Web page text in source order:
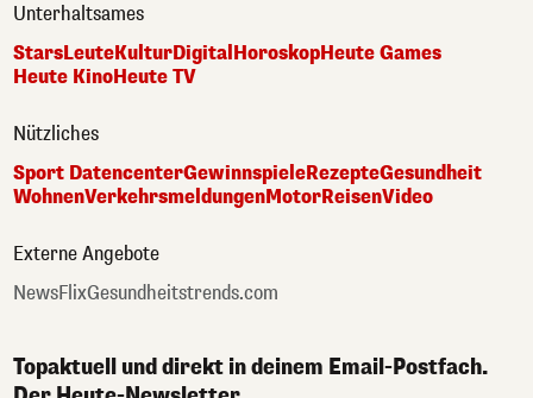
Unterhaltsames
StarsLeuteKulturDigital HoroskopHeute Games
Heute KinoHeute TV
Nützliches
Sport DatencenterGewinnspieleRezepteGesundheit
WohnenVerkehrsmeldungenMotorReisenVideo
Externe Angebote
NewsFlixGesundheitstrends.com
Topaktuell und direkt in deinem Email-Postfach.